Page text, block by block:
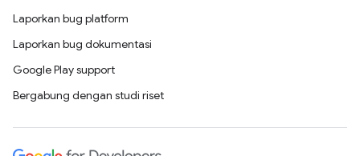
Laporkan bug platform
Laporkan bug dokumentasi
Google Play support
Bergabung dengan studi riset